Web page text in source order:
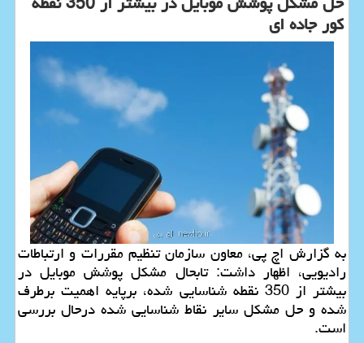
کور جاده ای
به گزارش اچ پی، معاون سازمان تنظیم مقررات و ارتباطات
رادیویی، اظهار داشت: تابحال مشکل پوشش موبایل در
بیشتر از 350 نقطه شناسایی شده، برپایه اهمیت برطرف
شده و حل مشکل سایر نقاط شناسایی شده درحال بررسی
است.